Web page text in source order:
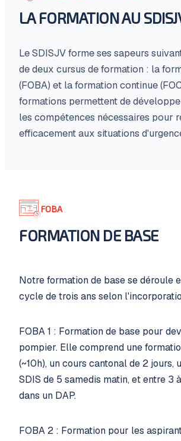
LA FORMATION AU
Le SDISJV forme ses sapeurs
de deux cursus de formation : la
(FOBA) et la formation continue
formations permettent de
les compétences nécessaires pour
efficacement aux situations
FOBA
FORMATION DE BASE
Notre formation de base se déroule
cycle de trois ans selon
FOBA 1 : Formation de base pour
pompier. Elle comprend une
(~10h), un cours cantonal de 2 jours,
SDIS de 5 samedis matin, et entre 3
dans un DAP.
FOBA 2 : Formation pour les